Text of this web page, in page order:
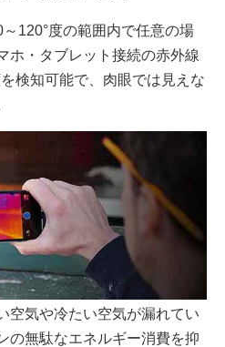
～120°度の範囲内で任意の場
ホ・タブレット接続の赤外線
検知可能で、肉眼では見えな
気や冷たい空気が漏れてい
の無駄なエネルギー消費を抑